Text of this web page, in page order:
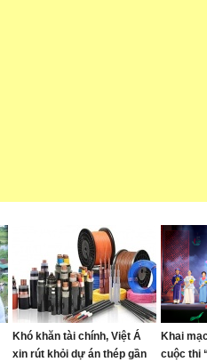
Khó khăn tài chính, Việt Á
xin rút khỏi dự án thép gần
Khai
cuộc thi